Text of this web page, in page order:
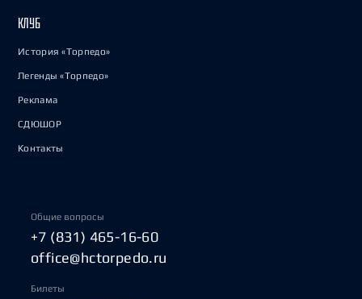
КЛУБ
История «Торпедо»
Легенды «Торпедо»
Реклама
СДЮШОР
Контакты
Общие вопросы
+7 (831) 465-16-60
office@hctorpedo.ru
Билеты